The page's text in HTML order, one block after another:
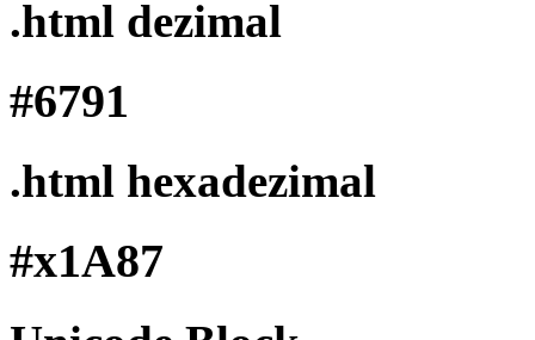
.html dezimal
#6791
.html hexadezimal
#x1A87